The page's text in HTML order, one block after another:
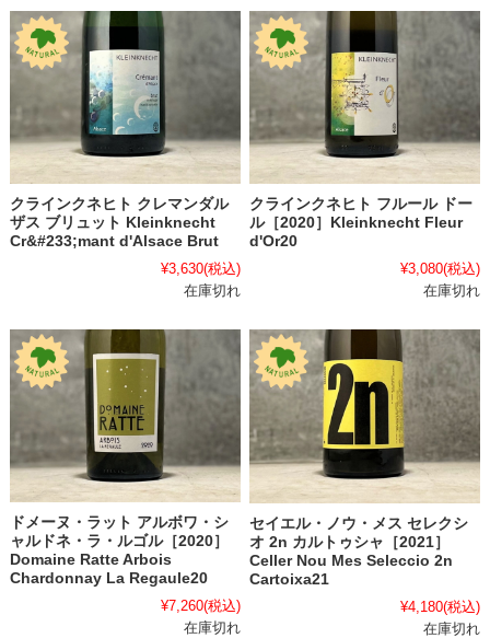
クラインクネヒト クレマンダル
ザス ブリュット Kleinknecht
Cr&#233;mant d'Alsace Brut
¥3,630(税込)
在庫切れ
クラインクネヒト フルール ドー
ル［2020］Kleinknecht Fleur
d'Or20
¥3,080(税込)
在庫切れ
ドメーヌ・ラット アルボワ・シ
ャルドネ・ラ・ルゴル［2020］
Domaine Ratte Arbois
Chardonnay La Regaule20
¥7,260(税込)
在庫切れ
セイエル・ノウ・メス セレクシ
オ 2n カルトゥシャ［2021］
Celler Nou Mes Seleccio 2n
Cartoixa21
¥4,180(税込)
在庫切れ